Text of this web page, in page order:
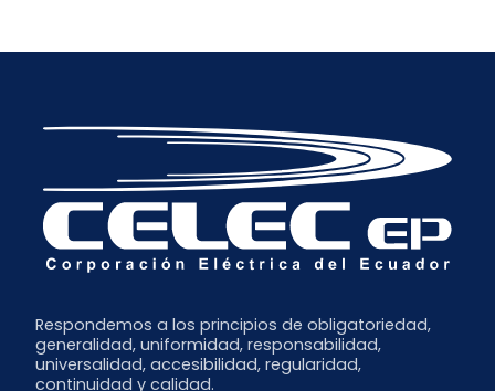
Respondemos a los principios de obligatoriedad,
generalidad, uniformidad, responsabilidad,
universalidad, accesibilidad, regularidad,
continuidad y calidad.